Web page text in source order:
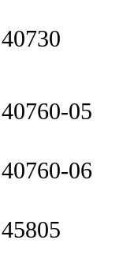
40730
40760-05
40760-06
45805